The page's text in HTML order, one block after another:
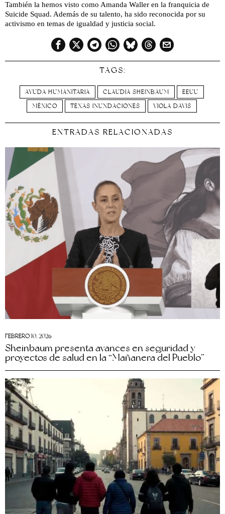
También la hemos visto como Amanda Waller en la franquicia de
Suicide Squad. Además de su talento, ha sido reconocida por su
activismo en temas de igualdad y justicia social.
TAGS:
AYUDA HUMANITARIA CLAUDIA SHEINBAUM
EEUU
MÉXICO
TEXAS INUNDACIONES VIOLA DAVIS
ENTRADAS RELACIONADAS
FEBRERO 10, 2026
Sheinbaum presenta avances en seguridad y
proyectos de salud en la “Mañanera del Pueblo”